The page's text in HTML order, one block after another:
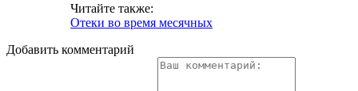
Читайте также:
Отеки во время месячных
Добавить комментарий